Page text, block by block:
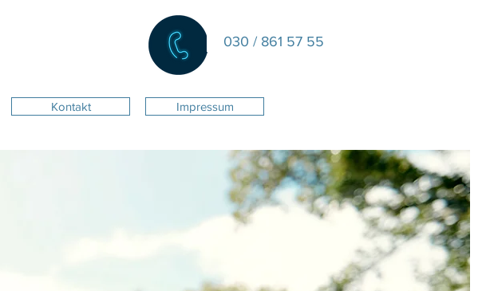
Kontakt Impressum
030 / 861 57 55